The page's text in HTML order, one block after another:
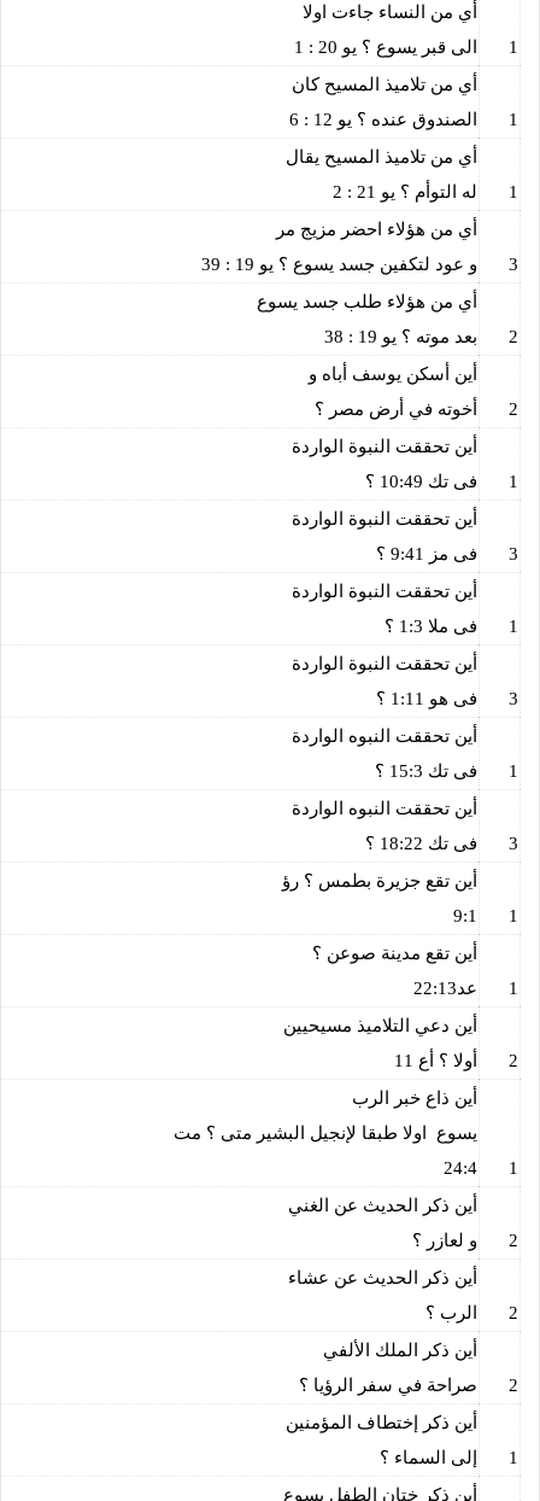
1
أي من النساء جاءت اولا
الى قبر يسوع ؟ يو 20 : 1
1
أي من تلاميذ المسيح كان
الصندوق عنده ؟ يو 12 : 6
1
أي من تلاميذ المسيح يقال
له التوأم ؟ يو 21 : 2
3
أي من هؤلاء احضر مزيج مر
و عود لتكفين جسد يسوع ؟ يو 19 : 39
2
أي من هؤلاء طلب جسد يسوع
بعد موته ؟ يو 19 : 38
2
أين أسكن يوسف أباه و
أخوته في أرض مصر ؟
1
أين تحققت النبوة الواردة
فى تك 10:49 ؟
3
أين تحققت النبوة الواردة
فى مز 9:41 ؟
1
أين تحققت النبوة الواردة
فى ملا 1:3 ؟
3
أين تحققت النبوة الواردة
فى هو 1:11 ؟
1
أين تحققت النبوه الواردة
فى تك 15:3 ؟
3
أين تحققت النبوه الواردة
فى تك 18:22 ؟
1
أين تقع جزيرة بطمس ؟ رؤ
9:1
1
أين تقع مدينة صوعن ؟
عد22:13
2
أين دعي التلاميذ مسيحيين
أولا ؟ أع 11
1
أين ذاع خبر الرب
يسوع
اولا طبقا لإنجيل البشير متى ؟ مت
24:4
2
أين ذكر الحديث عن الغني
و لعازر ؟
2
أين ذكر الحديث عن عشاء
الرب ؟
2
أين ذكر الملك الألفي
صراحة في سفر الرؤيا ؟
1
أين ذكر إختطاف المؤمنين
إلى السماء ؟
أين ذكر ختان الطفل يسوع